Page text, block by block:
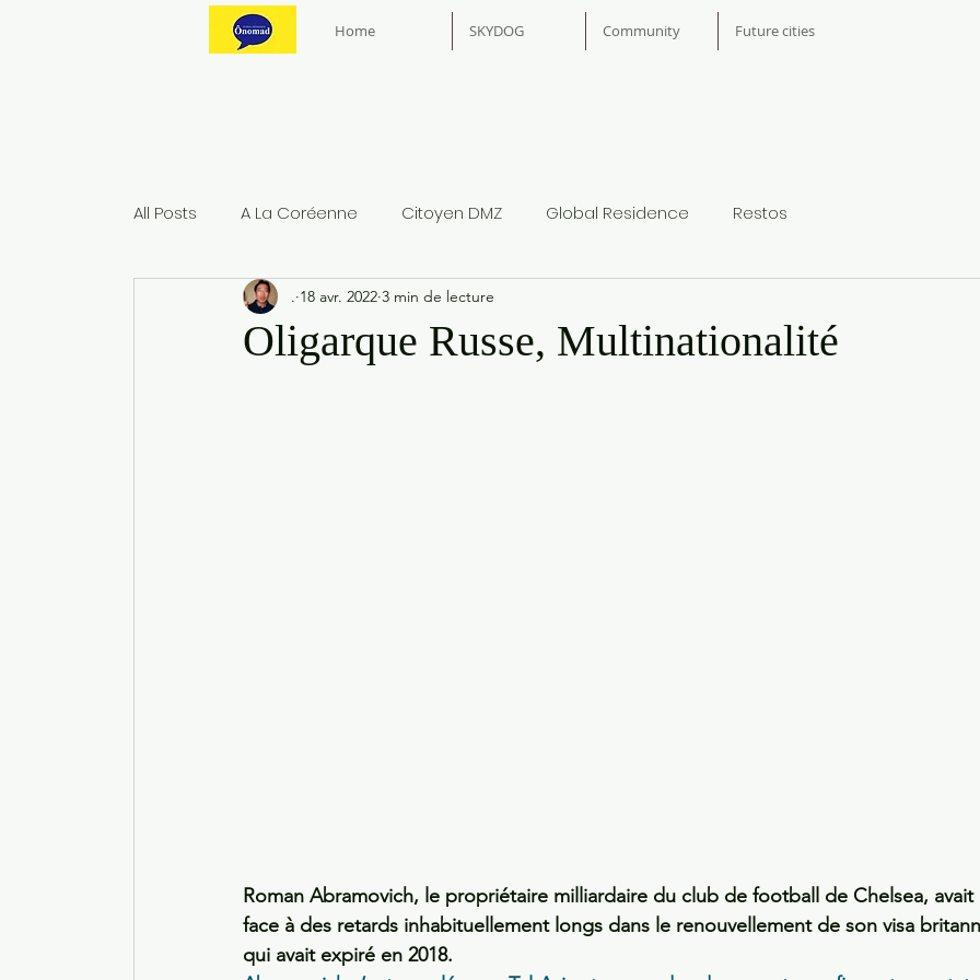
Home SKYDOG Community Future cities
All Posts A La Coréenne Citoyen DMZ Global Residence Restos
Oligarque Russe, Multinationalité
. 18 avr. 2022 3 min de lecture
Roman Abramovich, le propriétaire milliardaire du club de football de Chelsea, avait
face à des retards inhabituellement longs dans le renouvellement de son visa
qui avait expiré en 2018.